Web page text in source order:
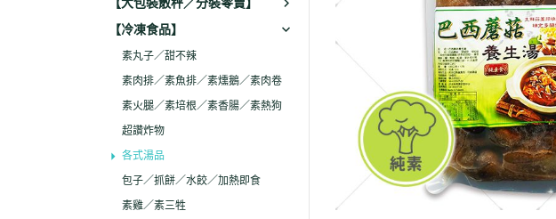
【冷凍食品】
素丸子／甜不辣
素肉排／素魚排／素燻鵝／素肉卷
素火腿／素培根／素香腸／素熱狗
超讚炸物
各式湯品
包子／抓餅／水餃／加熱即食
素雞／素三牲